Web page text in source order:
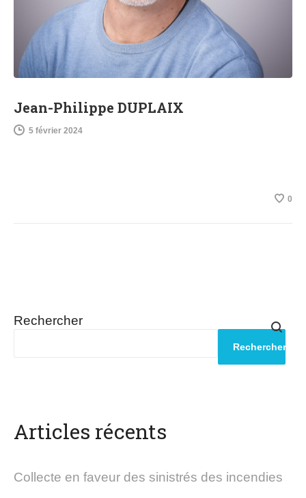
Jean-Philippe DUPLAIX
5 février 2024
0
Rechercher
Rechercher
Articles récents
Collecte en faveur des sinistrés des incendies